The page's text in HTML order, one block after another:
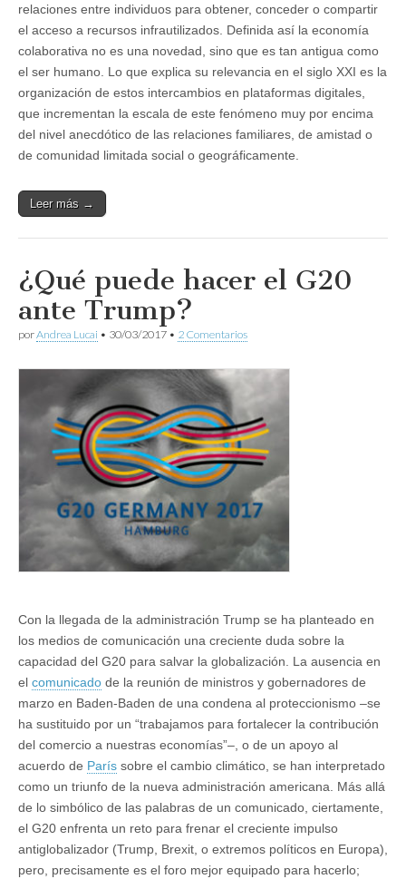
relaciones entre individuos para obtener, conceder o compartir
el acceso a recursos infrautilizados. Definida así la economía
colaborativa no es una novedad, sino que es tan antigua como
el ser humano. Lo que explica su relevancia en el siglo XXI es la
organización de estos intercambios en plataformas digitales,
que incrementan la escala de este fenómeno muy por encima
del nivel anecdótico de las relaciones familiares, de amistad o
de comunidad limitada social o geográficamente.
Leer más →
¿Qué puede hacer el G20
ante Trump?
porAndrea Lucai • 30/03/2017 • 2 Comentarios
Con la llegada de la administración Trump se ha planteado en
los medios de comunicación una creciente duda sobre la
capacidad del G20 para salvar la globalización. La ausencia en
el comunicado de la reunión de ministros y gobernadores de
marzo en Baden-Baden de una condena al proteccionismo –se
ha sustituido por un “trabajamos para fortalecer la contribución
del comercio a nuestras economías”–, o de un apoyo al
acuerdo de París sobre el cambio climático, se han interpretado
como un triunfo de la nueva administración americana. Más allá
de lo simbólico de las palabras de un comunicado, ciertamente,
el G20 enfrenta un reto para frenar el creciente impulso
antiglobalizador (Trump, Brexit, o extremos políticos en Europa),
pero, precisamente es el foro mejor equipado para hacerlo;